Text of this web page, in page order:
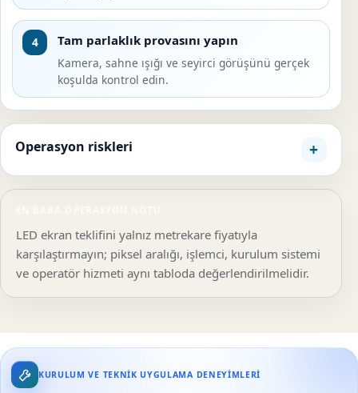
4 Tam parlaklık provasını yapın
Kamera, sahne ışığı ve seyirci görüşünü gerçek
koşulda kontrol edin.
Operasyon riskleri
LED ekran teklifini yalnız metrekare fiyatıyla
karşılaştırmayın; piksel aralığı, işlemci, kurulum sistemi
ve operatör hizmeti aynı tabloda değerlendirilmelidir.
KURULUM VE TEKNIK UYGULAMA DENEYIMLERI